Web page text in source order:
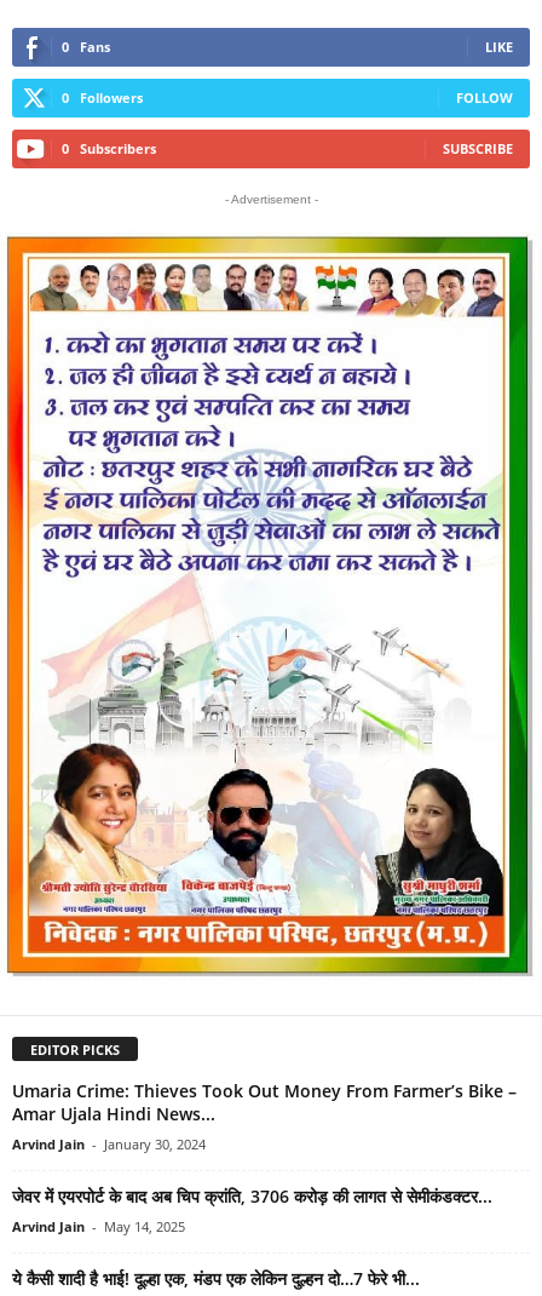
0 Fans LIKE
0 Followers FOLLOW
0 Subscribers SUBSCRIBE
- Advertisement -
EDITOR PICKS
Umaria Crime: Thieves Took Out Money From Farmer’s Bike –
Amar Ujala Hindi News...
Arvind Jain - January 30, 2024
जेवर में एयरपोर्ट के बाद अब चिप क्रांति, 3706 करोड़ की लागत से सेमीकंडक्टर...
Arvind Jain - May 14, 2025
ये कैसी शादी है भाई! दूल्हा एक, मंडप एक लेकिन दुल्हन दो…7 फेरे भी...